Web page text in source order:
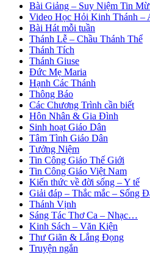
Bài Giảng – Suy Niệm Tin
Video Học Hỏi Kinh Thánh –
Bài Hát mỗi tuần
Thánh Lễ – Chầu Thánh Thể
Thánh Tích
Thánh Giuse
Đức Mẹ Maria
Hạnh Các Thánh
Thông Báo
Các Chương Trình cần biết
Hôn Nhân & Gia Đình
Sinh hoạt Giáo Dân
Tâm Tình Giáo Dân
Tưởng Niệm
Tin Công Giáo Thế Giới
Tin Công Giáo Việt Nam
Kiến thức về đời sống – Y tế
Giải đáp – Thắc mắc – Sống
Thánh Vịnh
Sáng Tác Thơ Ca – Nhạc…
Kinh Sách – Văn Kiện
Thư Giãn & Lắng Đọng
Truyện ngắn